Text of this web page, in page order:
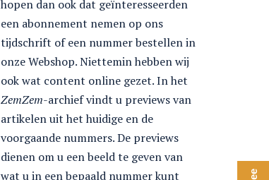
hopen dan ook dat geïnteresseerden
een abonnement nemen op ons
tijdschrift of een nummer bestellen in
onze Webshop. Niettemin hebben wij
ook wat content online gezet. In het
ZemZem-archief vindt u previews van
artikelen uit het huidige en de
voorgaande nummers. De previews
dienen om u een beeld te geven van
wat u in een bepaald nummer kunt